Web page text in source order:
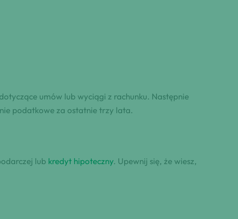
umów lub wyciągi z rachunku. Następnie
podatkowe za ostatnie trzy lata.
lub kredyt hipoteczny. Upewnij się, że wiesz,